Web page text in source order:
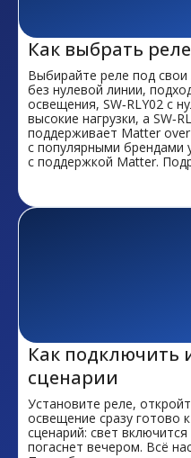
Как выбрать реле
Выбирайте реле под свои
без нулевой линии,
освещения, SW‑RLY02 с
высокие нагрузки, а
поддерживает Matter
с популярными брендами
с поддержкой Matter.
Как подключить
сценарии
Установите реле,
освещение сразу готово
сценарий: свет
погаснет вечером. Всё